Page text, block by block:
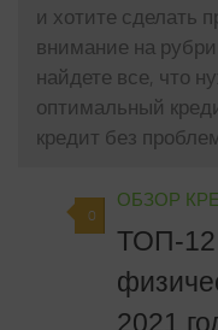
и хотите сделать
внимание на
найдете все, что
оптимальный
кредит без
0
ОБЗОР
ТОП-12
2021